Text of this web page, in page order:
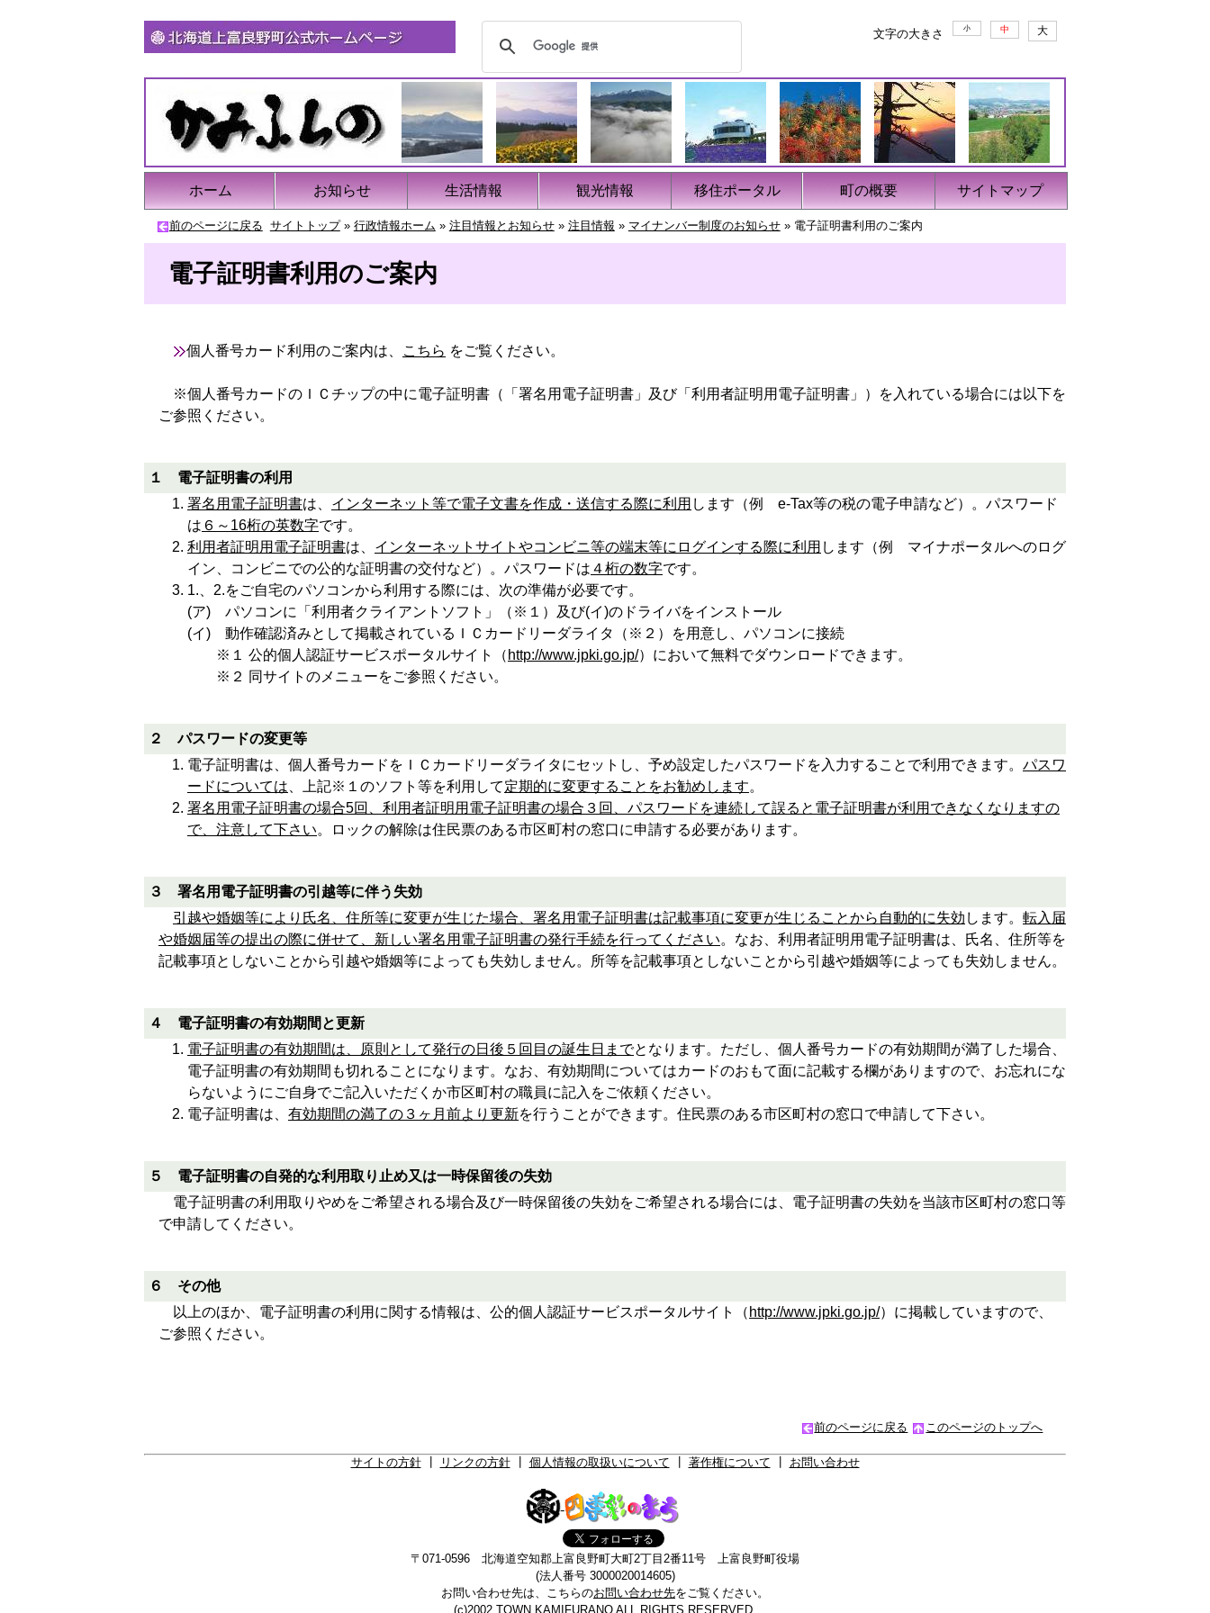
大
中
小
文字の大きさ
ホーム お知らせ 生活情報 観光情報 移住ポータル 町の概要 サイトマップ
前のページに戻る サイトトップ» 行政情報ホーム » 注目情報とお知らせ» 注目情報 » マイナンバー制度のお知らせ» 電子証明書利用のご案内
電子証明書利用のご案内
個人番号カード利用のご案内は、 こちら をご覧ください。
※個人番号カードのＩＣチップの中に電子証明書（「署名用電子証明書」及び「利用者証明用電子証明書」）を入れている場合には以下を
ご参照ください。
１ 電子証明書の利用
署名用電子証明書は、 インターネット等で電子文書を作成・送信する際に利用 します（例 e-Tax等の税の電子申請など）。パスワード
は ６～16桁の英数字です。
利用者証明用電子証明書は、 インターネットサイトやコンビニ等の端末等にログインする際に利用 します（例 マイナポータルへのログ
イン、コンビニでの公的な証明書の交付など）。パスワードは ４桁の数字です。
1.、2.をご自宅のパソコンから利用する際には、次の準備が必要です。
(ア) パソコンに「利用者クライアントソフト」（※１）及び(イ)のドライバをインストール
(イ) 動作確認済みとして掲載されているＩＣカードリーダライタ（※２）を用意し、パソコンに接続
※１ 公的個人認証サービスポータルサイト（ http://www.jpki.go.jp/）において無料でダウンロードできます。
※２ 同サイトのメニューをご参照ください。
２ パスワードの変更等
電子証明書は、個人番号カードをＩＣカードリーダライタにセットし、予め設定したパスワードを入力することで利用できます。 パスワ
ードについては 、上記※１のソフト等を利用して定期的に変更することをお勧めします。
署名用電子証明書の場合5回、利用者証明用電子証明書の場合３回、パスワードを連続して誤ると電子証明書が利用できなくなりますの
で、注意して下さい。ロックの解除は住民票のある市区町村の窓口に申請する必要があります。
３ 署名用電子証明書の引越等に伴う失効
引越や婚姻等により氏名、住所等に変更が生じた場合、署名用電子証明書は記載事項に変更が生じることから自動的に失効 します。 転入届
や婚姻届等の提出の際に併せて、新しい署名用電子証明書の発行手続を行ってください。なお、利用者証明用電子証明書は、氏名、住所等を
記載事項としないことから引越や婚姻等によっても失効しません。所等を記載事項としないことから引越や婚姻等によっても失効しません。
４ 電子証明書の有効期間と更新
電子証明書の有効期間は、原則として発行の日後５回目の誕生日までとなります。ただし、個人番号カードの有効期間が満了した場合、
電子証明書の有効期間も切れることになります。なお、有効期間についてはカードのおもて面に記載する欄がありますので、お忘れにな
らないようにご自身でご記入いただくか市区町村の職員に記入をご依頼ください。
電子証明書は、 有効期間の満了の３ヶ月前より更新を行うことができます。住民票のある市区町村の窓口で申請して下さい。
５ 電子証明書の自発的な利用取り止め又は一時保留後の失効
電子証明書の利用取りやめをご希望される場合及び一時保留後の失効をご希望される場合には、電子証明書の失効を当該市区町村の窓口等
で申請してください。
６ その他
以上のほか、電子証明書の利用に関する情報は、公的個人認証サービスポータルサイト（ http://www.jpki.go.jp/）に掲載していますので、
ご参照ください。
前のページに戻る このページのトップへ
サイトの方針┃ リンクの方針┃ 個人情報の取扱いについて 著作権について お問い合わせ
〒071-0596 北海道空知郡上富良野町大町2丁目2番11号 上富良野町役場
(法人番号 3000020014605)
お問い合わせ先は、こちらのお問い合わせ先をご覧ください。
(c)2002 TOWN KAMIFURANO ALL RIGHTS RESERVED.